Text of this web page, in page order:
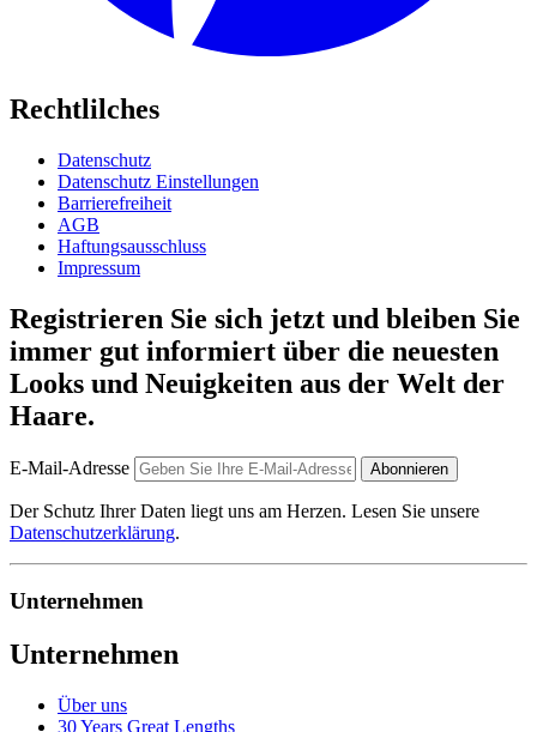
Rechtlilches
Datenschutz
Datenschutz Einstellungen
Barrierefreiheit
AGB
Haftungsausschluss
Impressum
Registrieren Sie sich jetzt und bleiben Sie
immer gut informiert über die neuesten
Looks und Neuigkeiten aus der Welt der
Haare.
E-Mail-Adresse Abonnieren
Der Schutz Ihrer Daten liegt uns am Herzen. Lesen Sie unsere
Datenschutzerklärung.
Unternehmen
Unternehmen
Über uns
30 Years Great Lengths